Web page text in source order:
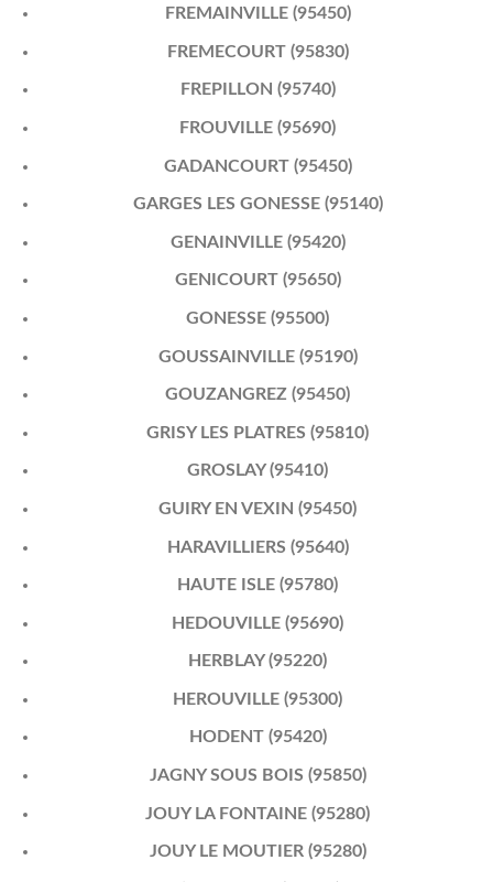
FREMAINVILLE (95450)
FREMECOURT (95830)
FREPILLON (95740)
FROUVILLE (95690)
GADANCOURT (95450)
GARGES LES GONESSE (95140)
GENAINVILLE (95420)
GENICOURT (95650)
GONESSE (95500)
GOUSSAINVILLE (95190)
GOUZANGREZ (95450)
GRISY LES PLATRES (95810)
GROSLAY (95410)
GUIRY EN VEXIN (95450)
HARAVILLIERS (95640)
HAUTE ISLE (95780)
HEDOUVILLE (95690)
HERBLAY (95220)
HEROUVILLE (95300)
HODENT (95420)
JAGNY SOUS BOIS (95850)
JOUY LA FONTAINE (95280)
JOUY LE MOUTIER (95280)